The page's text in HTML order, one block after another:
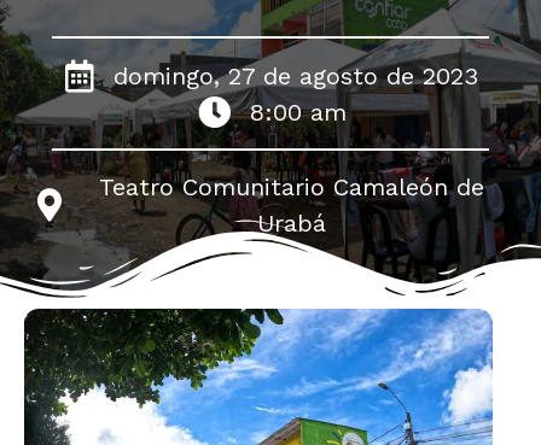
domingo, 27 de agosto de 2023
8:00 am
Teatro Comunitario Camaleón de
Urabá